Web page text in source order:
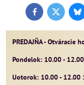
FacebookTwitter
PREDAJŇA - Otváracie
Pondelok: 10.00 -
Uotorok: 10.00 - 12.00